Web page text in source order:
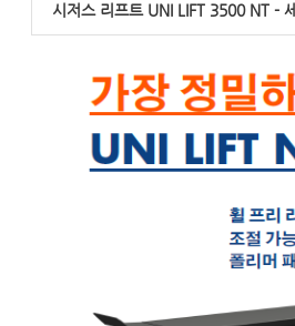
시저스 리프트 UNI LIFT 3500 NT -